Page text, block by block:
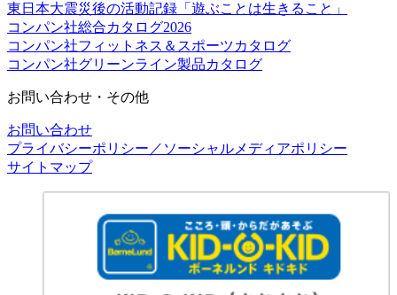
東日本大震災後の活動記録「遊ぶことは生きること」
コンパン社総合カタログ2026
コンパン社フィットネス＆スポーツカタログ
コンパン社グリーンライン製品カタログ
お問い合わせ・その他
お問い合わせ
プライバシーポリシー／ソーシャルメディアポリシー
サイトマップ